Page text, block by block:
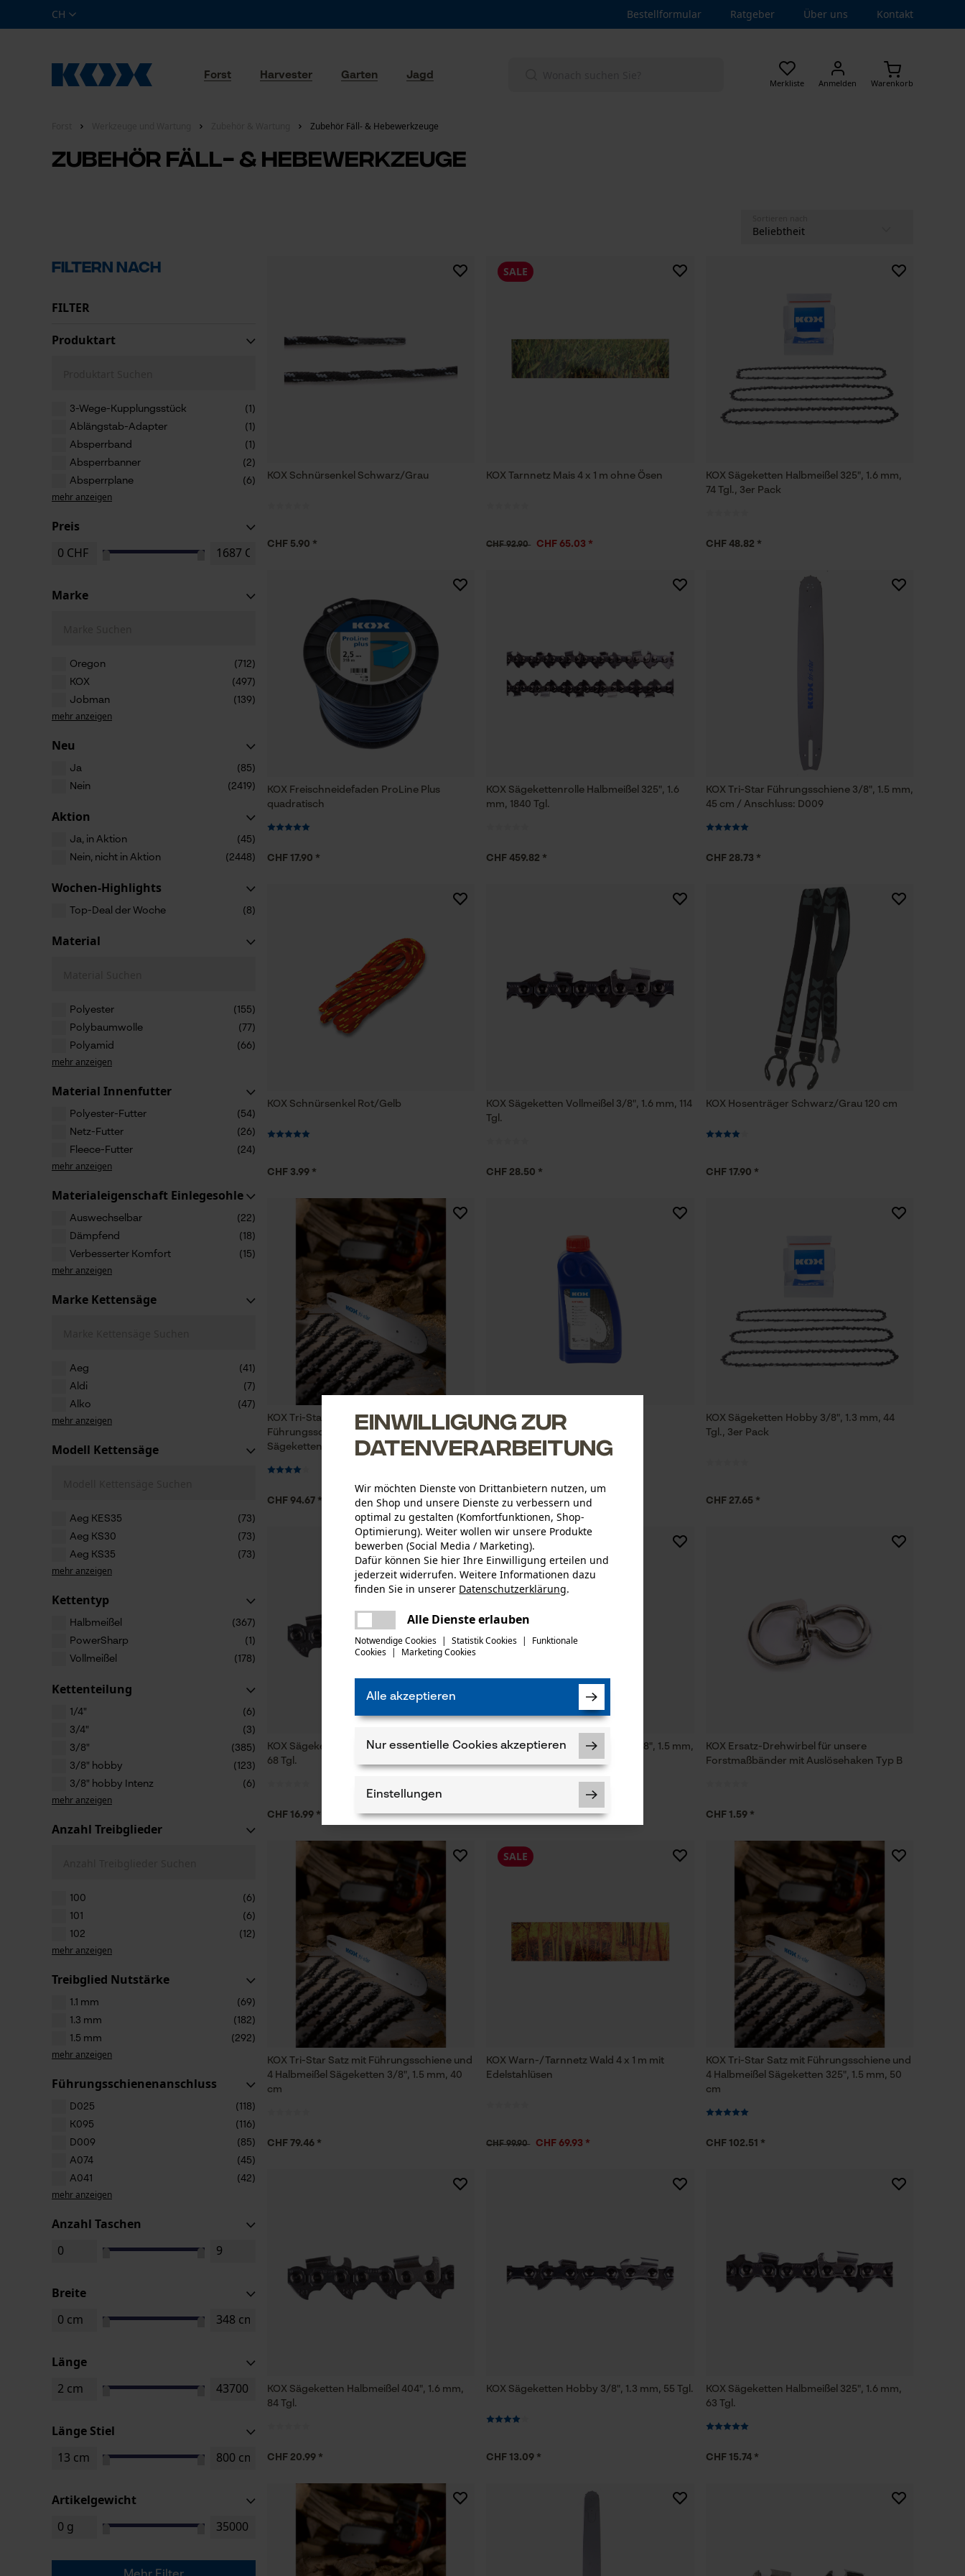
CH Bestellformular Ratgeber Über uns Kontakt
Merkliste Anmelden Warenkorb
Forst Harvester Garten Jagd
Zubehör Fäll- & Hebewerkzeuge
Zubehör Fäll- & Hebewerkzeuge
Filtern nach
FILTER
Produktart
3-Wege-Kupplungsstück
(1)
Ablängstab-Adapter
(1)
Absperrband
(1)
Absperrbanner
(2)
Absperrplane
(6)
mehr anzeigen
Preis
Marke
Oregon
(712)
KOX
(497)
Jobman
(139)
mehr anzeigen
Neu
Ja
(85)
Nein
(2419)
Aktion
Ja, in Aktion
(45)
Nein, nicht in Aktion
(2448)
Wochen-Highlights
Top-Deal der Woche (8)
Material
Polyester
(155)
Polybaumwolle
(77)
Polyamid
(66)
mehr anzeigen
Material Innenfutter
Polyester-Futter
(54)
Netz-Futter
(26)
Fleece-Futter
(24)
mehr anzeigen
Materialeigenschaft Einlegesohle
Auswechselbar
(22)
Dämpfend
(18)
Verbesserter Komfort
(15)
mehr anzeigen
Marke Kettensäge
Aeg
(41)
Aldi
(7)
Alko
(47)
mehr anzeigen
Modell Kettensäge
Aeg KES35
(73)
Aeg KS30
(73)
Aeg KS35
(73)
mehr anzeigen
Kettentyp
Halbmeißel
(367)
PowerSharp
(1)
Vollmeißel
(178)
Kettenteilung
1/4"
(6)
3/4"
(3)
3/8"
(385)
3/8" hobby
(123)
3/8" hobby Intenz
(6)
mehr anzeigen
Anzahl Treibglieder
100
(6)
101
(6)
102
(12)
mehr anzeigen
Treibglied Nutstärke
1.1 mm
(69)
1.3 mm
(182)
1.5 mm
(292)
mehr anzeigen
Führungsschienenanschluss
D025
(118)
K095
(116)
D009
(85)
A074
(45)
A041
(42)
mehr anzeigen
Anzahl Taschen
Breite
Länge
Länge Stiel
Artikelgewicht
KOX Schnürsenkel Schwarz/Grau
CHF 5.90 *
KOX Tarnnetz Mais 4 x 1 m ohne Ösen
SALE
CHF 92.90 CHF 65.03 *
KOX Sägeketten Halbmeißel 325", 1.6 mm,
74 Tgl., 3er Pack
CHF 48.82 *
KOX Freischneidefaden ProLine Plus
quadratisch
CHF 17.90 *
KOX Sägekettenrolle Halbmeißel 325", 1.6
mm, 1840 Tgl.
CHF 459.82 *
KOX Tri-Star Führungsschiene 3/8", 1.5 mm,
45 cm / Anschluss: D009
CHF 28.73 *
KOX Schnürsenkel Rot/Gelb
CHF 3.99 *
KOX Sägeketten Vollmeißel 3/8", 1.6 mm, 114
Tgl.
CHF 28.50 *
KOX Hosenträger Schwarz/Grau 120 cm
CHF 17.90 *
KOX Tri-Star Spar-Satz mit
Führungsschiene und 4 DuraCut / MultiCut
Sägeketten 3/8" Hobby, 1.3 mm, 35 cm
CHF 94.67 *
KOX Sägeketten-Haftöl 1L
CHF 5.90 *
KOX Sägeketten Hobby 3/8", 1.3 mm, 44
Tgl., 3er Pack
CHF 27.65 *
KOX Sägeketten Halbmeißel 404", 1.6 mm,
68 Tgl.
CHF 16.99 *
KOX Tri-Star Führungsschiene 3/8", 1.5 mm,
CHF 28.73 *
KOX Ersatz-Drehwirbel für unsere
Forstmaßbänder mit Auslösehaken Typ B
CHF 1.59 *
KOX Tri-Star Satz mit Führungsschiene und
4 Halbmeißel Sägeketten 3/8", 1.5 mm, 40
cm
CHF 79.46 *
KOX Warn-/Tarnnetz Wald 4 x 1 m mit
Edelstahlüsen
SALE
CHF 99.90 CHF 69.93 *
KOX Tri-Star Satz mit Führungsschiene und
4 Halbmeißel Sägeketten 325", 1.5 mm, 50
cm
CHF 102.51 *
KOX Sägeketten Halbmeißel 404", 1.6 mm,
84 Tgl.
CHF 20.99 *
KOX Sägeketten Hobby 3/8", 1.3 mm, 55 Tgl.
CHF 13.09 *
KOX Sägeketten Halbmeißel 325", 1.6 mm,
63 Tgl.
CHF 15.74 *
Einwilligung zur
Datenverarbeitung
Wir möchten Dienste von Drittanbietern nutzen, um
den Shop und unsere Dienste zu verbessern und
optimal zu gestalten (Komfortfunktionen, Shop-
Optimierung). Weiter wollen wir unsere Produkte
bewerben (Social Media / Marketing).
Dafür können Sie hier Ihre Einwilligung erteilen und
jederzeit widerrufen. Weitere Informationen dazu
finden Sie in unserer Datenschutzerklärung.
Alle Dienste erlauben
Notwendige Cookies | Statistik Cookies |
Funktionale
Cookies | Marketing Cookies
Alle akzeptieren
Nur essentielle Cookies akzeptieren
Einstellungen
Notwendige Cookies
Prüfung setzen von Cookies
Session ID
Datenverarbeitung
Econda Tag Manager
Econda Analytics
Funktionale Cookies
Gespeicherter Warenkorb
Persönliche Begrüßung
Google Maps
Kontaktaufnahme per Chat
Marketing Cookies
Es ist ein Fehler aufgetreten. Bitte
versuchen Sie es erneut.
teilen
mail